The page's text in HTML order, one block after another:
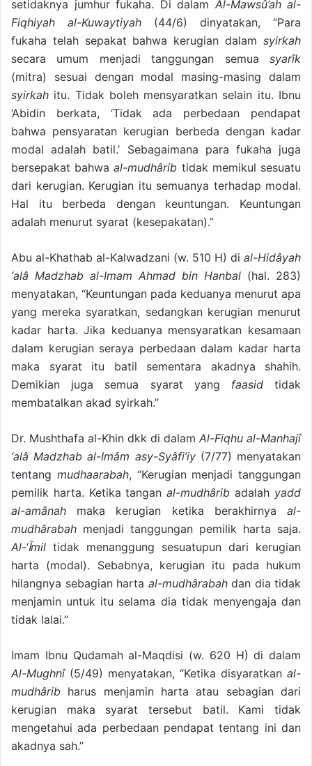
setidaknya jumhur fukaha. Di dalam Al-Mawsû’ah al-
Fiqhiyah al-Kuwaytiyah (44/6) dinyatakan, “Para
fukaha telah sepakat bahwa kerugian dalam syirkah
secara umum menjadi tanggungan semua syarîk
(mitra) sesuai dengan modal masing-masing dalam
syirkah itu. Tidak boleh mensyaratkan selain itu. Ibnu
‘Abidin berkata, ‘Tidak ada perbedaan pendapat
bahwa pensyaratan kerugian berbeda dengan kadar
modal adalah batil.’ Sebagaimana para fukaha juga
bersepakat bahwaal-mudhârib tidak memikul sesuatu
dari kerugian. Kerugian itu semuanya terhadap modal.
Hal itu berbeda dengan keuntungan. Keuntungan
adalah menurut syarat (kesepakatan).”
Abu al-Khathab al-Kalwadzani (w. 510 H) di al-Hidâyah
‘alâ Madzhab al-Imam Ahmad bin Hanbal (hal. 283)
menyatakan, “Keuntungan pada keduanya menurut apa
yang mereka syaratkan, sedangkan kerugian menurut
kadar harta. Jika keduanya mensyaratkan kesamaan
dalam kerugian seraya perbedaan dalam kadar harta
maka syarat itu batil sementara akadnya shahih.
Demikian juga semua syarat yang faasidtidak
membatalkan akad syirkah.”
Dr. Mushthafa al-Khin dkk di dalam Al-Fiqhu al-Manhajî
‘alâ Madzhab al-Imâm asy-Syâfi’iy(7/77) menyatakan
tentang mudhaarabah, “Kerugian menjadi tanggungan
pemilik harta. Ketika tanganal-mudhârib adalah yadd
al-amânah maka kerugian ketika berakhirnya al-
mudhârabah menjadi tanggungan pemilik harta saja.
Al-‘آmil tidak menanggung sesuatupun dari kerugian
harta (modal). Sebabnya, kerugian itu pada hukum
hilangnya sebagian harta al-mudhârabahdan dia tidak
menjamin untuk itu selama dia tidak menyengaja dan
tidak lalai.”
Imam Ibnu Qudamah al-Maqdisi (w. 620 H) di dalam
Al-Mughnî(5/49) menyatakan, “Ketika disyaratkan al-
mudhârib harus menjamin harta atau sebagian dari
kerugian maka syarat tersebut batil. Kami tidak
mengetahui ada perbedaan pendapat tentang ini dan
akadnya sah.”